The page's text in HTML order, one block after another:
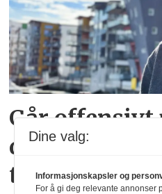
Går offensivt
daglig leder:
tyngste
Dine valg:
Informasjonskapsler og
For å gi deg relevante annonser